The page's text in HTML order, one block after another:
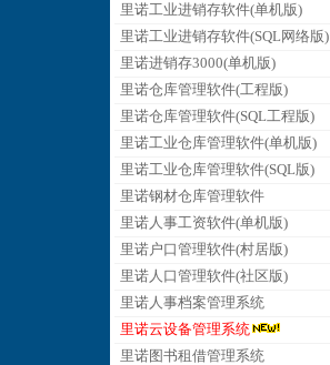
里诺工业进销存软件(单机版)
里诺工业进销存软件(SQL网络版)
里诺进销存3000(单机版)
里诺仓库管理软件(工程版)
里诺仓库管理软件(SQL工程版)
里诺工业仓库管理软件(单机版)
里诺工业仓库管理软件(SQL版)
里诺钢材仓库管理软件
里诺人事工资软件(单机版)
里诺户口管理软件(村居版)
里诺人口管理软件(社区版)
里诺人事档案管理系统
里诺云设备管理系统
里诺图书租借管理系统